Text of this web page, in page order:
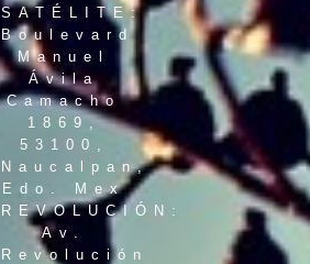
SATÉLITE:
Boulevard
Manuel
Ávila
Camacho
1869,
53100,
Naucalpan,
Edo. Mex
REVOLUCIÓN:
Av.
Revolución